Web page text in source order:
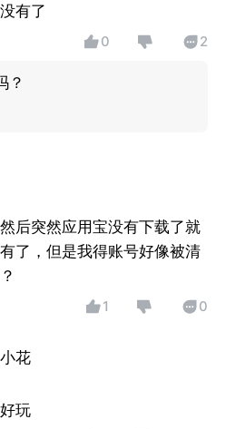
有了
0 2
？
后突然应用宝没有下载了就
了，但是我得账号好像被清
1 0
花
玩